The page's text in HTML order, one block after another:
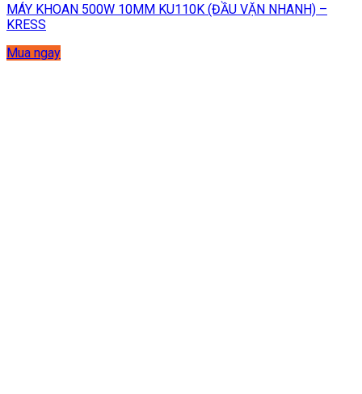
MÁY KHOAN 500W 10MM KU110K (ĐẦU VẶN NHANH) –
KRESS
Mua ngay